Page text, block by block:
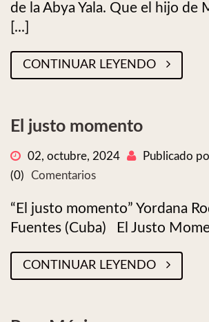
de la Abya Yala. Que el hijo de
[...]
CONTINUAR LEYENDO
El justo momento
02, octubre, 2024 Publicado
(0)
Comentarios
“El justo momento” Yordana
Fuentes (Cuba) El Justo
CONTINUAR LEYENDO